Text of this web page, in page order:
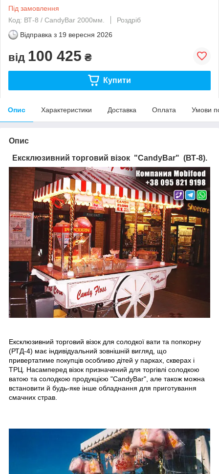
Під замовлення
Код: ВТ-8 / CandyBar 2000мм.
Роздріб
Відправка з 19 вересня 2026
від 100 425 ₴
Купити
Опис Характеристики Доставка Оплата Умови
Опис
Ексклюзивний торговий візок "CandyBar" (ВТ-8).
Ексклюзивний торговий візок для солодкої вати та попкорну
(РТД-4) має індивідуальний зовнішній вигляд, що
привертатиме покупців особливо дітей у парках, скверах і
ТРЦ. Насамперед візок призначений для торгівлі солодкою
ватою та солодкою продукцією "CandyBar", але також можна
встановити й будь-яке інше обладнання для приготування
смачних страв.